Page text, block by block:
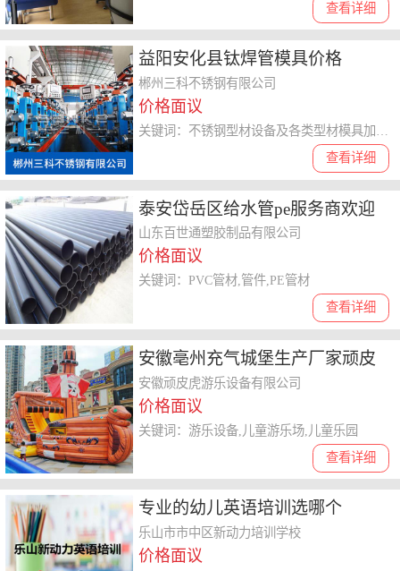
查看详细
益阳安化县钛焊管模具价格
郴州三科不锈钢有限公司
价格面议
查看详细
泰安岱岳区给水管pe服务商欢迎
知道情况的朋友，出来讲讲
山东百世通塑胶制品有限公司
价格面议
查看详细
关键词：PVC管材,管件,PE管材
安徽亳州充气城堡生产厂家顽皮
虎游乐设备-充气城堡生产厂家
安徽顽皮虎游乐设备有限公司
价格面议
查看详细
关键词：游乐设备,儿童游乐场,儿童乐园
专业的幼儿英语培训选哪个
乐山市市中区新动力培训学校
价格面议